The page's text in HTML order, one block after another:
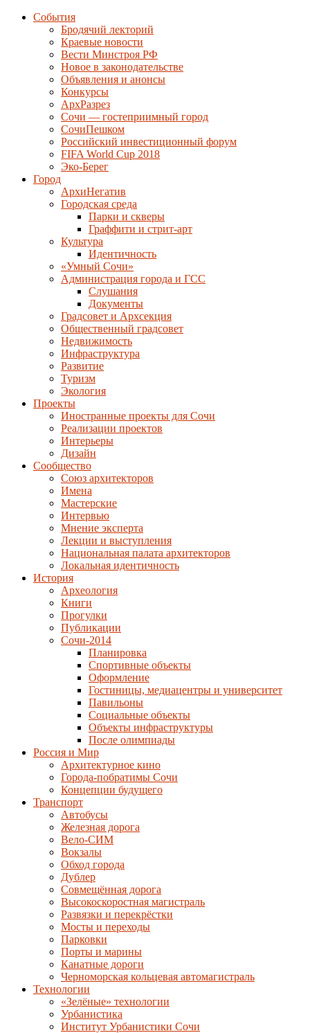
События
Бродячий лекторий
Краевые новости
Вести Минстроя РФ
Новое в законодательстве
Объявления и анонсы
Конкурсы
АрхРазрез
Сочи — гостеприимный город
СочиПешком
Российский инвестиционный форум
FIFA World Cup 2018
Эко-Берег
Город
АрхиНегатив
Городская среда
Парки и скверы
Граффити и стрит-арт
Культура
Идентичность
«Умный Сочи»
Администрация города и ГСС
Слушания
Документы
Градсовет и Архсекция
Общественный градсовет
Недвижимость
Инфраструктура
Развитие
Туризм
Экология
Проекты
Иностранные проекты для Сочи
Реализации проектов
Интерьеры
Дизайн
Сообщество
Союз архитекторов
Имена
Мастерские
Интервью
Мнение эксперта
Лекции и выступления
Национальная палата архитекторов
Локальная идентичность
История
Археология
Книги
Прогулки
Публикации
Сочи-2014
Планировка
Спортивные объекты
Оформление
Гостиницы, медиацентры и университет
Павильоны
Социальные объекты
Объекты инфраструктуры
После олимпиады
Россия и Мир
Архитектурное кино
Города-побратимы Сочи
Концепции будущего
Транспорт
Автобусы
Железная дорога
Вело-СИМ
Вокзалы
Обход города
Дублер
Совмещённая дорога
Высокоскоростная магистраль
Развязки и перекрёстки
Мосты и переходы
Парковки
Порты и марины
Канатные дороги
Черноморская кольцевая автомагистраль
Технологии
«Зелёные» технологии
Урбанистика
Институт Урбанистики Сочи